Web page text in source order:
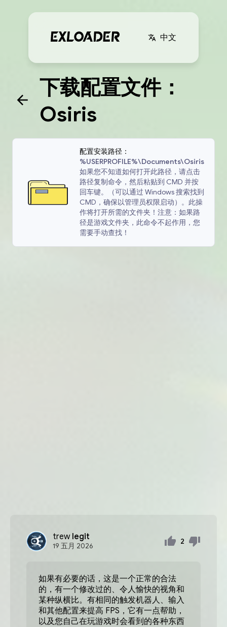
中文
下载配置文件：
Osiris
配置安装路径：
%USERPROFILE%\Documents\Osiris
如果您不知道如何打开此路径，请点击
路径复制命令，然后粘贴到 CMD 并按
回车键。（可以通过 Windows 搜索找到
CMD，确保以管理员权限启动）。此操
作将打开所需的文件夹！注意：如果路
径是游戏文件夹，此命令不起作用，您
需要手动查找！
trew legit
19 五月 2026
2
如果有必要的话，这是一个正常的合法
的，有一个修改过的、令人愉快的视角和
某种纵横比。有相同的触发机器人、输入
和其他配置来提高 FPS，它有一点帮助，
以及您自己在玩游戏时会看到的各种东西